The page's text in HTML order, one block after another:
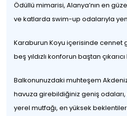
Ödüllü mimarisi, Alanya’nın en
ve katlarda swim-up odalarıyla
Karaburun Koyu içerisinde cennet
beş yıldızlı konforun baştan çıkarıcı
Balkonunuzdaki muhteşem
havuza girebildiğiniz geniş odaları,
yerel mutfağı, en yüksek